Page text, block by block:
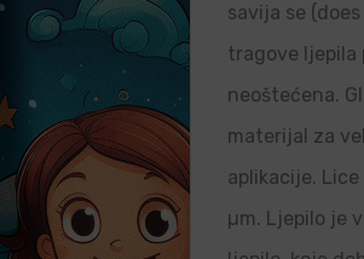
savija se
tragove ljepila
neoštećena.
materijal za
aplikacije.
µm. Ljepilo je